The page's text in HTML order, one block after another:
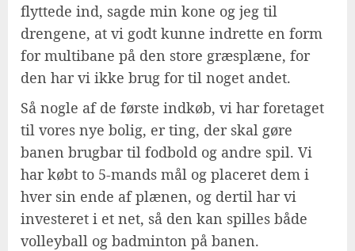
flyttede ind, sagde min kone og jeg til
drengene, at vi godt kunne indrette en form
for multibane på den store græsplæne, for
den har vi ikke brug for til noget andet.
Så nogle af de første indkøb, vi har foretaget
til vores nye bolig, er ting, der skal gøre
banen brugbar til fodbold og andre spil. Vi
har købt to 5-mands mål og placeret dem i
hver sin ende af plænen, og dertil har vi
investeret i et net, så den kan spilles både
volleyball og badminton på banen.